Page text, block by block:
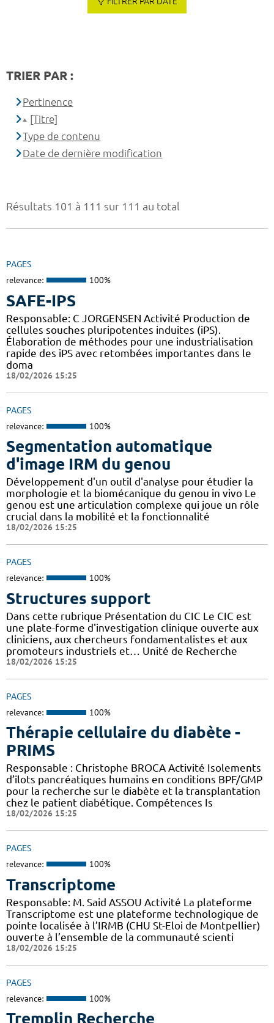
Résultats 101 à 111 sur 111 au total
PAGES
relevance: 100%
SAFE-IPS
Responsable: C JORGENSEN Activité Production de
cellules souches pluripotentes induites (iPS).
Élaboration de méthodes pour une industrialisation
rapide des iPS avec retombées importantes dans le
doma
18/02/2026 15:25
PAGES
relevance: 100%
Segmentation automatique
d'image IRM du genou
Développement d'un outil d'analyse pour étudier la
morphologie et la biomécanique du genou in vivo Le
genou est une articulation complexe qui joue un rôle
crucial dans la mobilité et la fonctionnalité
18/02/2026 15:25
PAGES
relevance: 100%
Structures support
Dans cette rubrique Présentation du CIC Le CIC est
une plate-forme d'investigation clinique ouverte aux
cliniciens, aux chercheurs fondamentalistes et aux
promoteurs industriels et… Unité de Recherche
18/02/2026 15:25
PAGES
relevance: 100%
Thérapie cellulaire du diabète -
PRIMS
Responsable : Christophe BROCA Activité Isolements
d’îlots pancréatiques humains en conditions BPF/GMP
pour la recherche sur le diabète et la transplantation
chez le patient diabétique. Compétences Is
18/02/2026 15:25
PAGES
relevance: 100%
Transcriptome
Responsable: M. Said ASSOU Activité La plateforme
Transcriptome est une plateforme technologique de
pointe localisée à l’IRMB (CHU St-Eloi de Montpellier)
ouverte à l’ensemble de la communauté scienti
18/02/2026 15:25
PAGES
relevance: 100%
Tremplin Recherche
TRIER PAR :
Pertinence
[Titre]
Type de contenu
Date de dernière modification